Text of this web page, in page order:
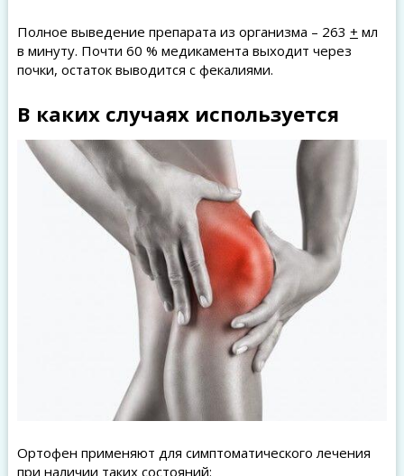
Полное выведение препарата из организма – 263 + мл
в минуту. Почти 60 % медикамента выходит через
почки, остаток выводится с фекалиями.
В каких случаях используется
Ортофен применяют для симптоматического лечения
при наличии таких состояний: